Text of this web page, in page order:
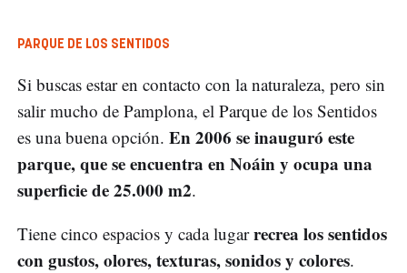
PARQUE DE LOS SENTIDOS
Si buscas estar en contacto con la naturaleza, pero sin
salir mucho de Pamplona, el Parque de los Sentidos
es una buena opción. En 2006 se inauguró este
parque, que se encuentra en Noáin y ocupa una
superficie de 25.000 m2.
Tiene cinco espacios y cada lugarrecrea los sentidos
con gustos, olores, texturas, sonidos y colores.